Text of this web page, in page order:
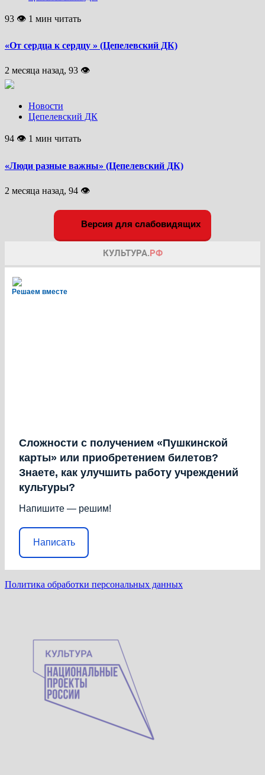
93 👁 1 мин читать
«От сердца к сердцу » (Цепелевский ДК)
2 месяца назад, 93 👁
Новости
Цепелевский ДК
94 👁 1 мин читать
«Люди разные важны» (Цепелевский ДК)
2 месяца назад, 94 👁
Версия для слабовидящих
Решаем вместе
Сложности с получением «Пушкинской
карты» или приобретением билетов?
Знаете, как улучшить работу учреждений
культуры?
Напишите — решим!
Написать
Политика обработки персональных данных